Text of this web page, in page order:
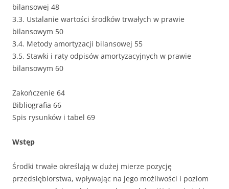
bilansowej 48
3.3. Ustalanie wartości środków trwałych w prawie
bilansowym 50
3.4. Metody amortyzacji bilansowej 55
3.5. Stawki i raty odpisów amortyzacyjnych w prawie
bilansowym 60
Zakończenie 64
Bibliografia 66
Spis rysunków i tabel 69
Wstęp
Środki trwałe określają w dużej mierze pozycję
przedsiębiorstwa, wpływając na jego możliwości i poziom